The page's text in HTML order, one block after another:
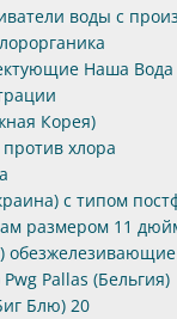
воды с
Наша Вода
Корея)
хлора
с типом
размером 11
обезжелезивающие
Pallas (Бельгия)
Блю) 20